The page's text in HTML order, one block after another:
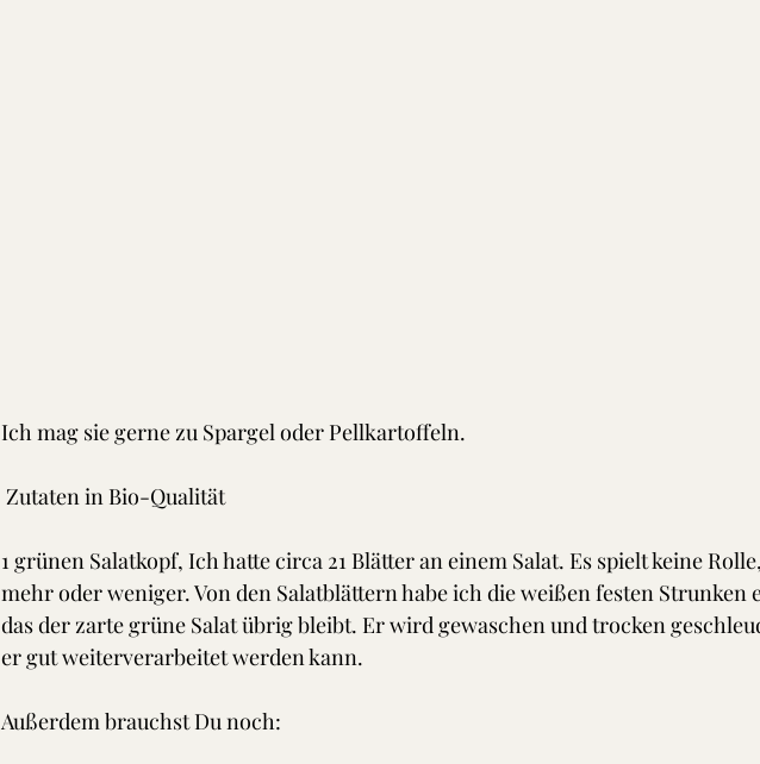
Ich mag sie gerne zu Spargel oder Pellkartoffeln.
Zutaten in Bio-Qualität
1 grünen Salatkopf, Ich hatte circa 21 Blätter an einem Salat. Es spielt keine
mehr oder weniger. Von den Salatblättern habe ich die weißen festen Strunken
das der zarte grüne Salat übrig bleibt. Er wird gewaschen und trocken
er gut weiterverarbeitet werden kann.
Außerdem brauchst Du noch: